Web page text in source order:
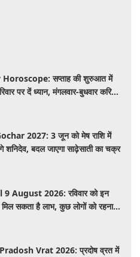
सप्ताह की शुरुआत में
पर दें ध्यान, मंगलवार-बुधवार करियर
2027: 3 जून को मेष राशि में
शनिदेव, बदल जाएगा साढ़ेसाती का चक्र
August 2026: रविवार को इन
मिल सकता है लाभ, कुछ लोगों को रहना
Vrat 2026: प्रदोष व्रत में